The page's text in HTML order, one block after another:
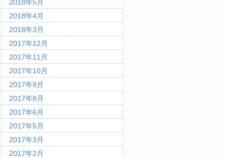
2018年5月
2018年4月
2018年3月
2017年12月
2017年11月
2017年10月
2017年9月
2017年8月
2017年6月
2017年5月
2017年3月
2017年2月